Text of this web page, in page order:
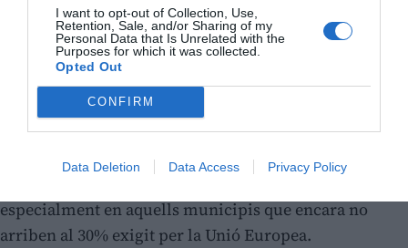
I want to opt-out of Collection, Use,
Retention, Sale, and/or Sharing of my
Personal Data that Is Unrelated with the
Purposes for which it was collected.
Opted Out
CONFIRM
Data Deletion Data Access Privacy Policy
Un model basat en estudis tècnics i objectius
europeus
La decisió d’implantar el sistema porta a porta s’ha
pres després de diversos anys d’estudis tècnics. Segons
la Mancomunitat, els informes elaborats durant els
últims sis anys conclouen que este model és el més
especialment en aquells municipis que encara no
arriben al 30% exigit per la Unió Europea.